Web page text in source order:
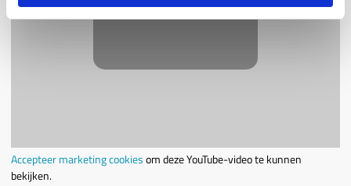
Accepteer marketing cookiesom deze YouTube-video te kunnen
bekijken.